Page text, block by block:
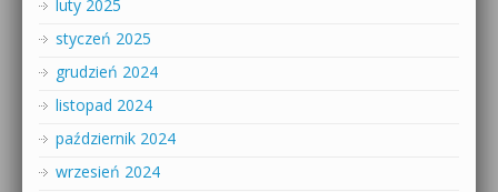
luty 2025
styczeń 2025
grudzień 2024
listopad 2024
październik 2024
wrzesień 2024